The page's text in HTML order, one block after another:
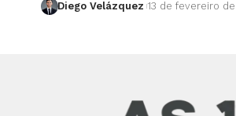
Diego Velázquez 13 de fevereiro